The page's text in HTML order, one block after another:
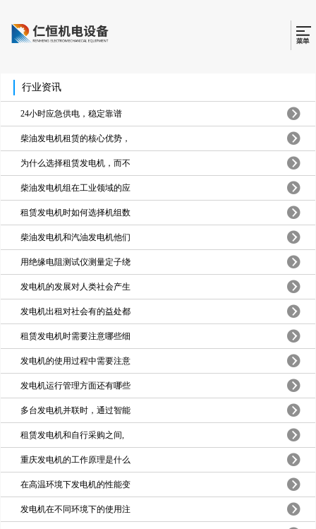
行业资讯
24小时应急供电，稳定靠谱
柴油发电机租赁的核心优势，
为什么选择租赁发电机，而不
柴油发电机组在工业领域的应
租赁发电机时如何选择机组数
柴油发电机和汽油发电机他们
用绝缘电阻测试仪测量定子绕
发电机的发展对人类社会产生
发电机出租对社会有的益处都
租赁发电机时需要注意哪些细
发电机的使用过程中需要注意
发电机运行管理方面还有哪些
多台发电机并联时，通过智能
租赁发电机和自行采购之间,
重庆发电机的工作原理是什么
在高温环境下发电机的性能变
发电机在不同环境下的使用注